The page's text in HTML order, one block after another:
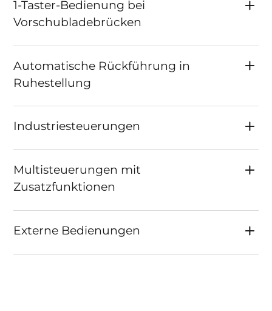
1-Taster-Bedienung bei
Vorschubladebrücken
Automatische Rückführung in
Ruhestellung
Industriesteuerungen
Multisteuerungen mit
Zusatzfunktionen
Externe Bedienungen